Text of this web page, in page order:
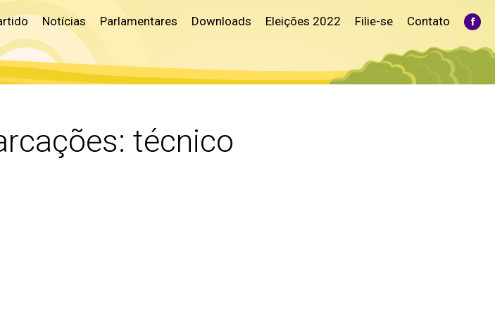
Notícias Parlamentares Downloads Eleições 2022 Filie-se Contato
técnico